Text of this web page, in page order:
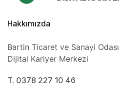
Hakkımızda
Bartin Ticaret ve Sanayi Odası
Dijital Kariyer Merkezi
T. 0378 227 10 46